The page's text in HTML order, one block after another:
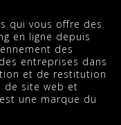
qui vous offre des
en ligne depuis
des
entreprises dans
et de restitution
de site web et
une marque du